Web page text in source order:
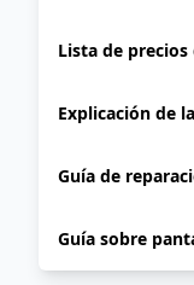
Lista de
Explicación de
Guía de
Guía sobre